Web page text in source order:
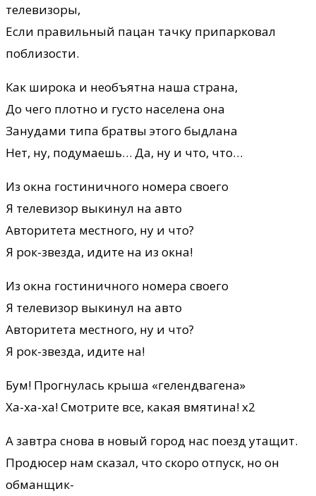
телевизоры,
Если правильный пацан тачку припарковал
поблизости.
Как широка и необъятна наша страна,
До чего плотно и густо населена она
Занудами типа братвы этого быдлана
Нет, ну, подумаешь… Да, ну и что, что…
Из окна гостиничного номера своего
Я телевизор выкинул на авто
Авторитета местного, ну и что?
Я рок-звезда, идите на из окна!
Из окна гостиничного номера своего
Я телевизор выкинул на авто
Авторитета местного, ну и что?
Я рок-звезда, идите на!
Бум! Прогнулась крыша «гелендвагена»
Ха-ха-ха! Смотрите все, какая вмятина! х2
А завтра снова в новый город нас поезд утащит.
Продюсер нам сказал, что скоро отпуск, но он
обманщик-